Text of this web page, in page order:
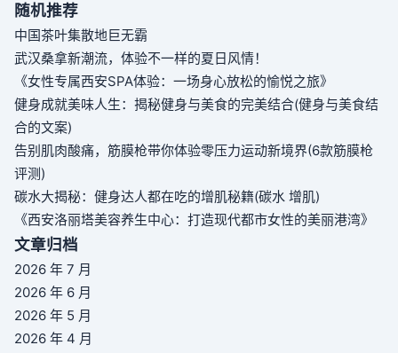
随机推荐
中国茶叶集散地巨无霸
武汉桑拿新潮流，体验不一样的夏日风情！
《女性专属西安SPA体验：一场身心放松的愉悦之旅》
健身成就美味人生：揭秘健身与美食的完美结合(健身与美食结
合的文案)
告别肌肉酸痛，筋膜枪带你体验零压力运动新境界(6款筋膜枪
评测)
碳水大揭秘：健身达人都在吃的增肌秘籍(碳水 增肌)
《西安洛丽塔美容养生中心：打造现代都市女性的美丽港湾》
文章归档
2026 年 7 月
2026 年 6 月
2026 年 5 月
2026 年 4 月